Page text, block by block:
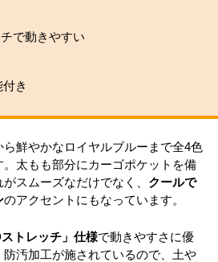
で動きやすい
き
鮮やかなロイヤルブルーまで全4色
太もも部分にカーゴポケットを備
スムーズなだけでなく、 クールで
のアクセントにもなっています。
トレッチ」仕様で動きやすさに優
汚加工が施されているので、土や